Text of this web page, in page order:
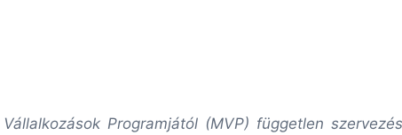
Programjától (MVP) független